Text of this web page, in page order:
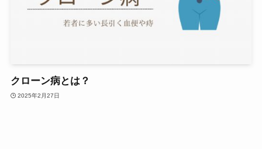
クローン病とは？
2025年2月27日